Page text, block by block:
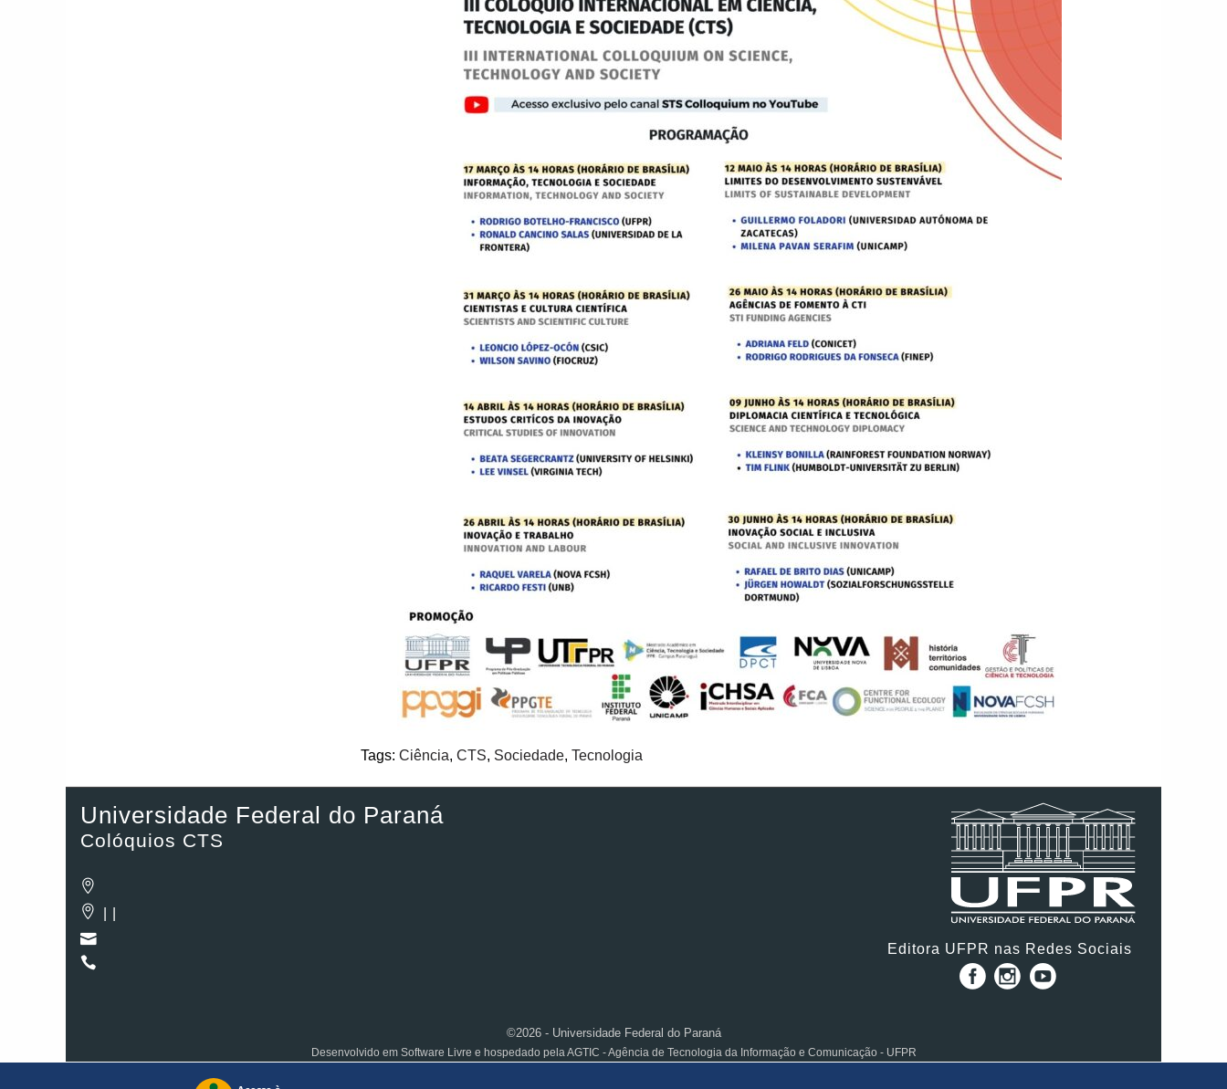
Tags: Ciência, CTS, Sociedade, Tecnologia
Universidade Federal do Paraná
Colóquios CTS
Editora UFPR nas Redes Sociais
©2026 - Universidade Federal do Paraná
Desenvolvido em Software Livre e hospedado pela AGTIC - Agência de Tecnologia da Informação e Comunicação - UFPR